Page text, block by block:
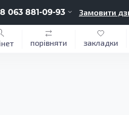
063 881-09-93 Замовити
порівняти закладки